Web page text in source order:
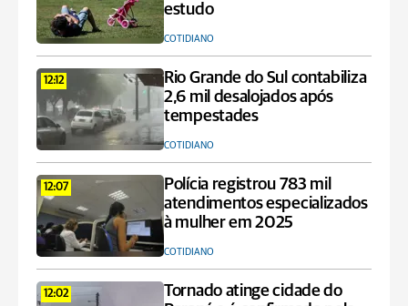
estudo
COTIDIANO
12:12
Rio Grande do Sul contabiliza
2,6 mil desalojados após
tempestades
COTIDIANO
12:07
Polícia registrou 783 mil
atendimentos especializados
à mulher em 2025
COTIDIANO
12:02
Tornado atinge cidade do